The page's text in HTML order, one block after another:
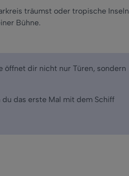
träumst oder tropische Inseln
Bühne.
öffnet dir nicht nur Türen, sondern
du das erste Mal mit dem Schiff